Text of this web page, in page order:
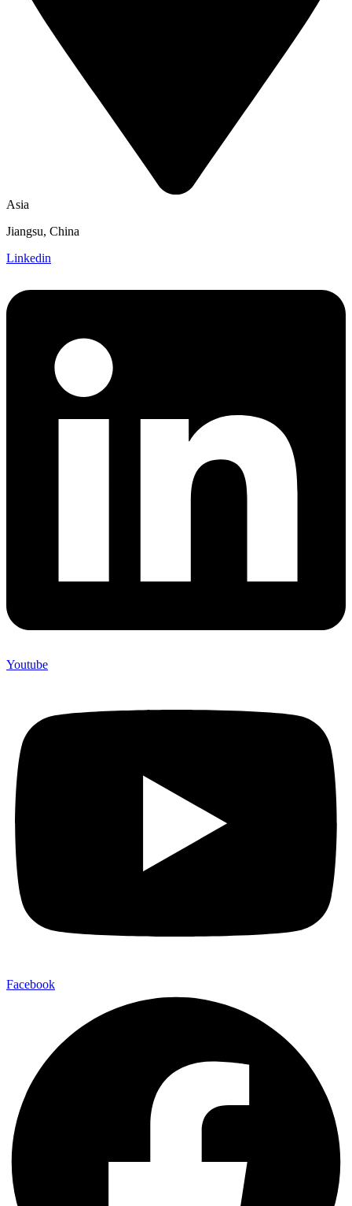
Asia
Jiangsu, China
Linkedin
Youtube
Facebook